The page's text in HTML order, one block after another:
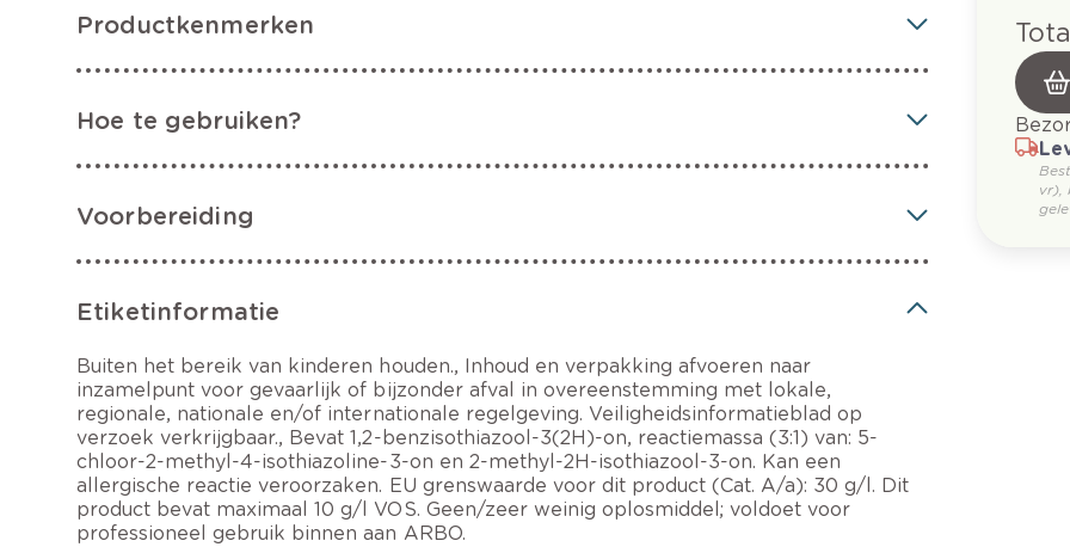
Productkenmerken
Hoe te gebruiken?
Voorbereiding
Etiketinformatie
Buiten het bereik van kinderen houden., Inhoud en verpakking afvoeren naar
inzamelpunt voor gevaarlijk of bijzonder afval in overeenstemming met lokale,
regionale, nationale en/of internationale regelgeving. Veiligheidsinformatieblad op
verzoek verkrijgbaar., Bevat 1,2-benzisothiazool-3(2H)-on, reactiemassa (3:1) van: 5-
chloor-2-methyl-4-isothiazoline-3-on en 2-methyl-2H-isothiazool-3-on. Kan een
allergische reactie veroorzaken. EU grenswaarde voor dit product (Cat. A/a): 30 g/l. Dit
product bevat maximaal 10 g/l VOS. Geen/zeer weinig oplosmiddel; voldoet voor
professioneel gebruik binnen aan ARBO.
vr),